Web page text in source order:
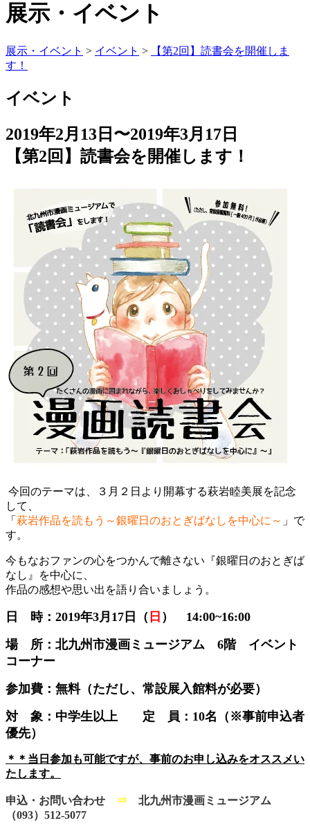
展示・イベント
展示・イベント > イベント >
【第2回】読書会を開催しま
す！
イベント
2019年2月13日〜2019年3月17日
【第2回】読書会を開催します！
今回のテーマは、３月２日より開幕する萩岩睦美展を記念
して、
「 萩岩作品を読もう～銀曜日のおとぎばなしを中心に～ 」で
す。
今もなおファンの心をつかんで離さない『銀曜日のおとぎば
なし』を中心に、
作品の感想や思い出を語り合いましょう。
日 時：2019年3月17日（ 日 ） 14:00~16:00
場 所：北九州市漫画ミュージアム 6階 イベント
コーナー
参加費：無料（ただし、常設展入館料が必要）
対 象：中学生以上 定 員：10名（ ※事前申込者
優先）
＊＊当日参加も可能ですが、事前のお申し込みをオススメい
たします。
申込・お問い合わせ ⇒
北九州市漫画ミュージアム
（093）512-5077